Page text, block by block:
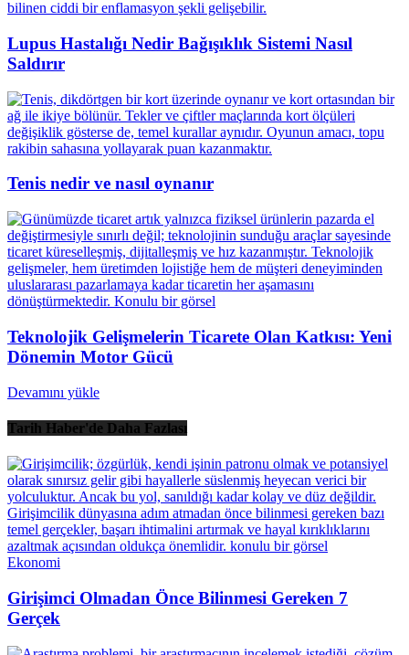
Lupus Hastalığı Nedir Bağışıklık Sistemi Nasıl
Saldırır
Tenis nedir ve nasıl oynanır
Teknolojik Gelişmelerin Ticarete Olan Katkısı: Yeni
Dönemin Motor Gücü
Devamını yükle
Tarih Haber'de Daha Fazlası
Ekonomi
Girişimci Olmadan Önce Bilinmesi Gereken 7
Gerçek